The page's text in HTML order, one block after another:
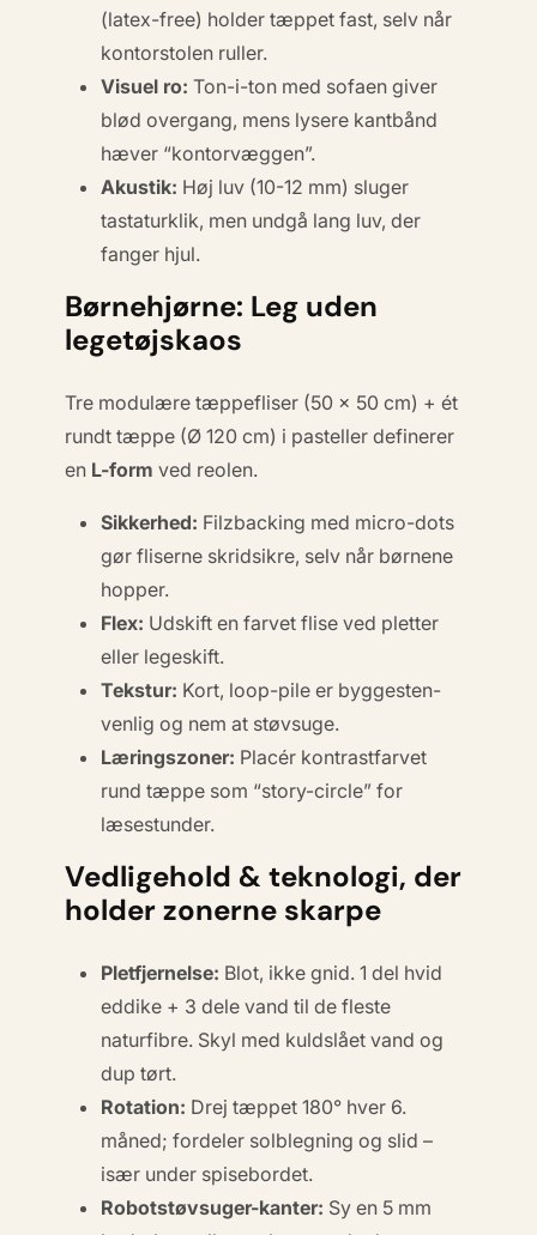
(latex-free) holder tæppet fast, selv når
kontorstolen ruller.
Visuel ro: Ton-i-ton med sofaen giver
blød overgang, mens lysere kantbånd
hæver “kontorvæggen”.
Akustik: Høj luv (10-12 mm) sluger
tastaturklik, men undgå lang luv, der
fanger hjul.
Børnehjørne: Leg uden
legetøjskaos
Tre modulære tæppefliser (50 × 50 cm) + ét
rundt tæppe (Ø 120 cm) i pasteller definerer
en L-form ved reolen.
Sikkerhed: Filzbacking med micro-dots
gør fliserne skridsikre, selv når børnene
hopper.
Flex: Udskift en farvet flise ved pletter
eller legeskift.
Tekstur: Kort, loop-pile er byggesten-
venlig og nem at støvsuge.
Læringszoner: Placér kontrastfarvet
rund tæppe som “story-circle” for
læsestunder.
Vedligehold & teknologi, der
holder zonerne skarpe
Pletfjernelse: Blot, ikke gnid. 1 del hvid
eddike + 3 dele vand til de fleste
naturfibre. Skyl med kuldslået vand og
dup tørt.
Rotation: Drej tæppet 180° hver 6.
måned; fordeler solblegning og slid –
især under spisebordet.
Robotstøvsuger-kanter: Sy en 5 mm